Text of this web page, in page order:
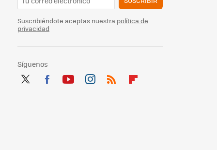
Suscribiéndote aceptas nuestra política de
privacidad
Síguenos